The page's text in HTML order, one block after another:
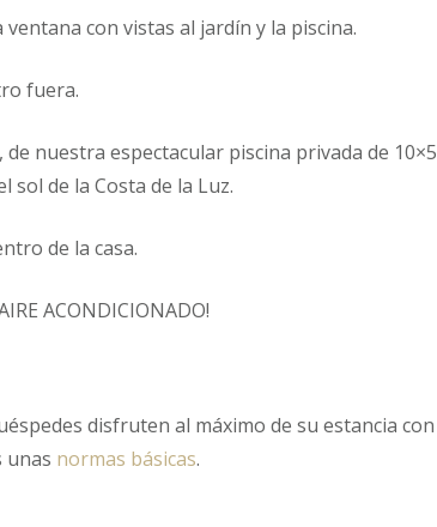
con vistas al jardín y la piscina.
fuera.
nuestra espectacular piscina privada de 10×5
de la Costa de la Luz.
de la casa.
ACONDICIONADO!​
disfruten al máximo de su estancia con
unas normas básicas.